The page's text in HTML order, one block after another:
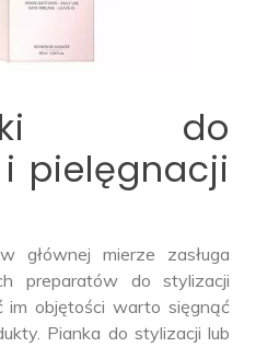
do
pielęgnacji
głównej mierze zasługa
preparatów do stylizacji
im objętości warto sięgnąć
Pianka do stylizacji lub